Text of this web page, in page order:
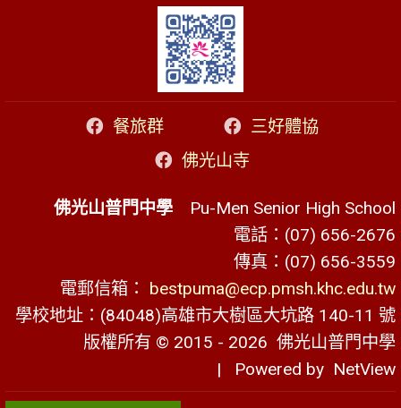
餐旅群
三好體協
佛光山寺
佛光山普門中學 Pu-Men Senior High School
電話：(07) 656-2676
傳真：(07) 656-3559
電郵信箱： bestpuma@ecp.pmsh.khc.edu.tw
學校地址：(84048)高雄市大樹區大坑路 140-11 號
版權所有 © 2015 - 2026 佛光山普門中學
| Powered by NetView